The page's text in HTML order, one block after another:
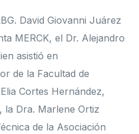
David Giovanni Juárez
MERCK, el Dr. Alejandro
asistió en
de la Facultad de
Cortes Hernández,
la Dra. Marlene Ortiz
de la Asociación